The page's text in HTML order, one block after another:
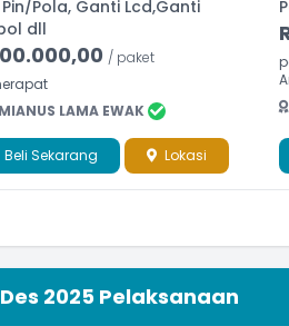
Pola, Ganti Lcd,Ganti
dll
/ paket
LAMA EWAK
Beli Sekarang Lokasi
2025 Pelaksanaan